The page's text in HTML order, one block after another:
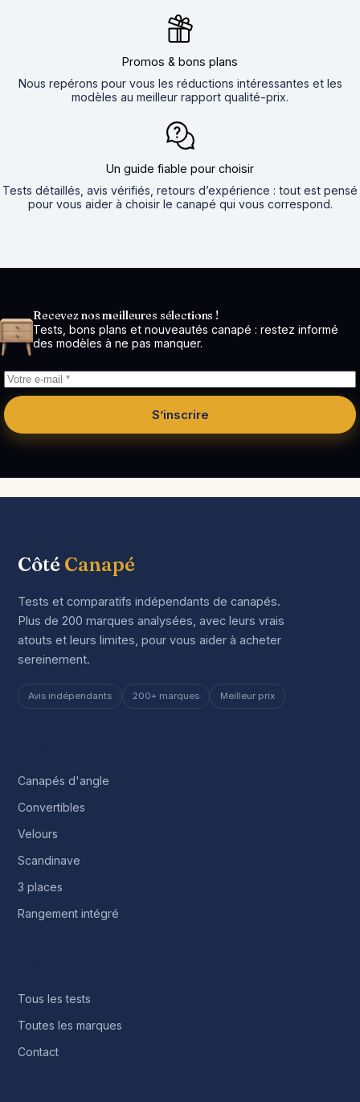
Promos & bons plans
Nous repérons pour vous les réductions intéressantes et les
modèles au meilleur rapport qualité-prix.
Un guide fiable pour choisir
Tests détaillés, avis vérifiés, retours d’expérience : tout est pensé
pour vous aider à choisir le canapé qui vous correspond.
Recevez nos meilleures sélections !
Tests, bons plans et nouveautés canapé : restez informé
des modèles à ne pas manquer.
S’inscrire
Côté Canapé
Tests et comparatifs indépendants de canapés.
Plus de 200 marques analysées, avec leurs vrais
atouts et leurs limites, pour vous aider à acheter
sereinement.
Avis indépendants 200+ marques Meilleur prix
Canapés d'angle
Convertibles
Velours
Scandinave
3 places
Rangement intégré
Tous les tests
Toutes les marques
Contact